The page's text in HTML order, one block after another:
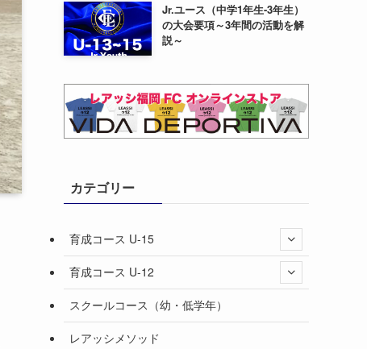
Jr.ユース（中学1年生-3年生）
の大会要項～3年間の活動を解
説～
カテゴリー
育成コース U-15
育成コース U-12
スクールコース（幼・低学年）
レアッシメソッド